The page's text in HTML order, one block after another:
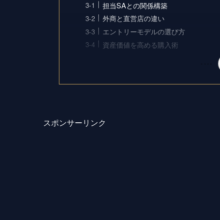
担当SAとの関係構築
外商と直営店の違い
エントリーモデルの選び方
資産価値を高める購入術
スポンサーリンク